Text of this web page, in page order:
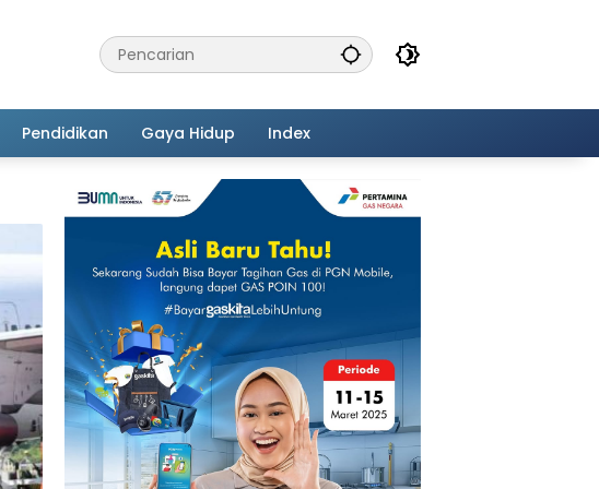
Pendidikan Gaya Hidup Index